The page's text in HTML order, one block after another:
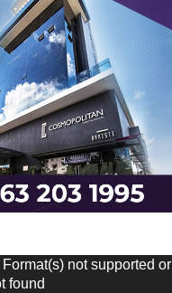
not supported or
found